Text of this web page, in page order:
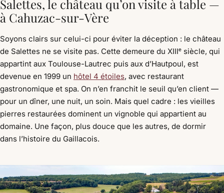
Salettes, le château qu’on visite à table —
à Cahuzac-sur-Vère
Soyons clairs sur celui-ci pour éviter la déception : le château
de Salettes ne se visite pas. Cette demeure du XIIIᵉ siècle, qui
appartint aux Toulouse-Lautrec puis aux d’Hautpoul, est
devenue en 1999 un hôtel 4 étoiles, avec restaurant
gastronomique et spa. On n’en franchit le seuil qu’en client —
pour un dîner, une nuit, un soin. Mais quel cadre : les vieilles
pierres restaurées dominent un vignoble qui appartient au
domaine. Une façon, plus douce que les autres, de dormir
dans l’histoire du Gaillacois.